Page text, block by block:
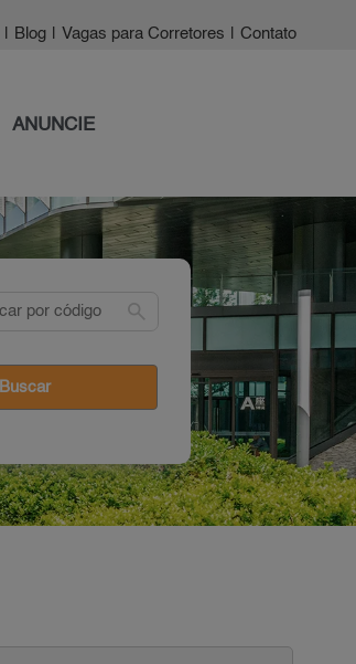
Blog Vagas para Corretores Contato
ANUNCIE
search
Buscar